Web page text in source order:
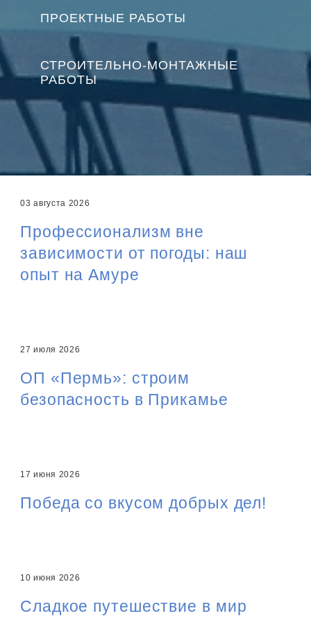
ПРОЕКТНЫЕ РАБОТЫ
СТРОИТЕЛЬНО-МОНТАЖНЫЕ
РАБОТЫ
03 августа 2026
Профессионализм вне
зависимости от погоды: наш
опыт на Амуре
27 июля 2026
ОП «Пермь»: строим
безопасность в Прикамье
17 июня 2026
Победа со вкусом добрых дел!
10 июня 2026
Сладкое путешествие в мир